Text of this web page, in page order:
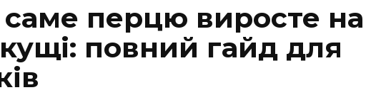
саме перцю виросте на
повний гайд для